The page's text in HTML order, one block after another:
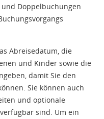
Doppelbuchungen
Abreisedatum, die
und Kinder sowie die
damit Sie den
Sie können auch
und optionale
sind. Um ein